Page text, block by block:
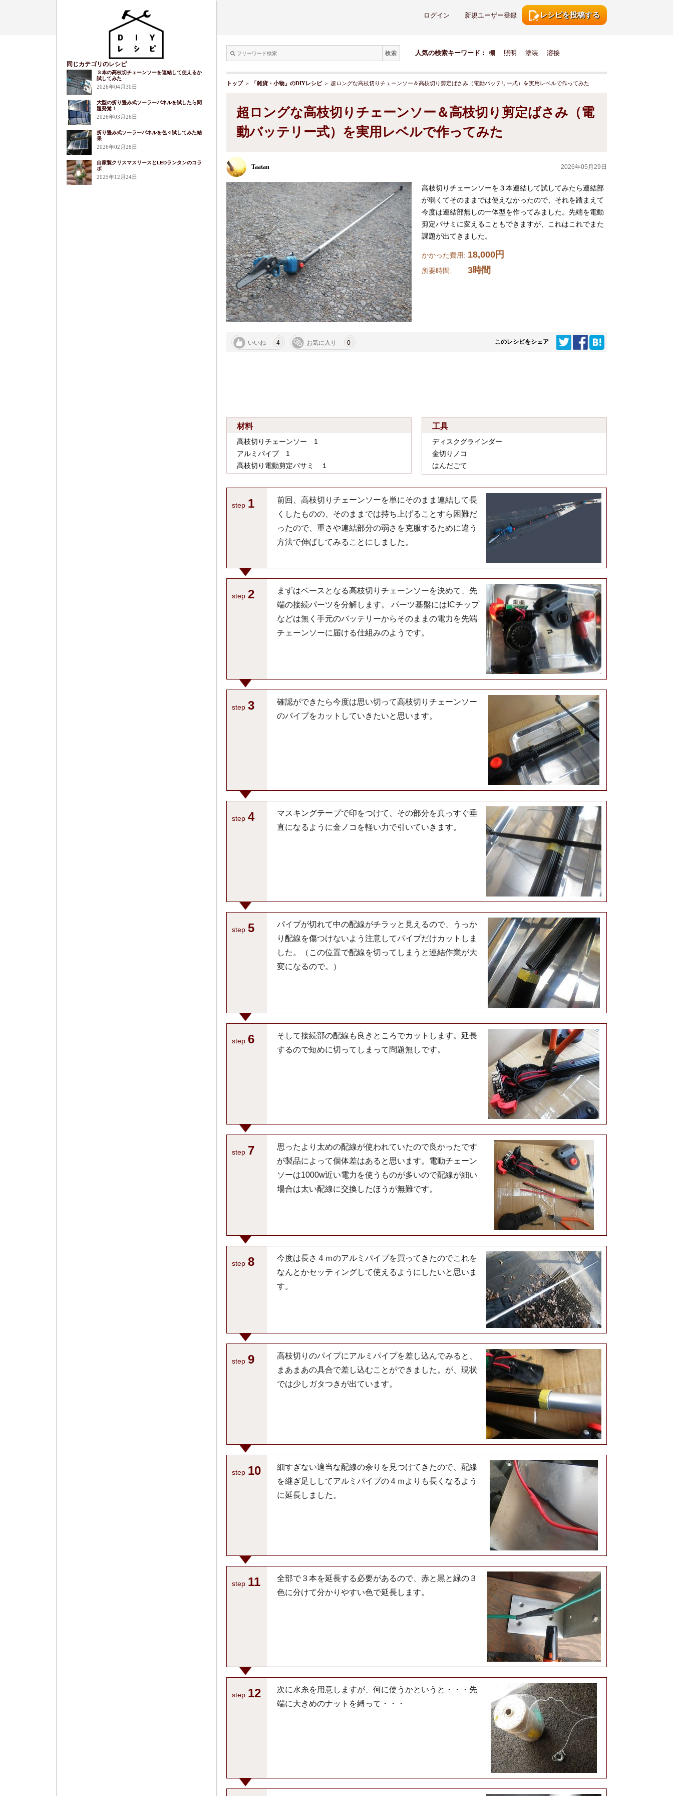
同じカテゴリのレシピ
３本の高枝切チェーンソーを連結して使えるか
試してみた
2026年04月30日
大型の折り畳み式ソーラーパネルを試したら問
題発覚！
2026年03月26日
折り畳み式ソーラーパネルを色々試してみた結
果
2026年02月28日
自家製クリスマスリースとLEDランタンのコラ
ボ
2025年12月24日
レシピを投稿する
新規ユーザー登録
ログイン
検索 人気の検索キーワード： 棚 照明 塗装 溶接
トップ＞ 「雑貨・小物」のDIYレシピ＞ 超ロングな高枝切りチェーンソー＆高枝切り剪定ばさみ（電動バッテリー式）を実用レベルで作ってみた
超ロングな高枝切りチェーンソー＆高枝切り剪定ばさみ（電
動バッテリー式）を実用レベルで作ってみた
Taatan 2026年05月29日
高枝切りチェーンソーを３本連結して試してみたら連結部
が弱くてそのままでは使えなかったので、それを踏まえて
今度は連結部無しの一体型を作ってみました。先端を電動
剪定バサミに変えることもできますが、これはこれでまた
課題が出てきました。
かかった費用: 18,000円
所要時間: 3時間
いいね 4 お気に入り 0 このレシピをシェア
材料
高枝切りチェーンソー 1
アルミパイプ 1
高枝切り電動剪定バサミ １
工具
ディスクグラインダー
金切りノコ
はんだごて
step 1
前回、高枝切りチェーンソーを単にそのまま連結して長
くしたものの、そのままでは持ち上げることすら困難だ
ったので、重さや連結部分の弱さを克服するために違う
方法で伸ばしてみることにしました。
step 2
まずはベースとなる高枝切りチェーンソーを決めて、先
端の接続パーツを分解します。 パーツ基盤にはICチップ
などは無く手元のバッテリーからそのままの電力を先端
チェーンソーに届ける仕組みのようです。
step 3
確認ができたら今度は思い切って高枝切りチェーンソー
のパイプをカットしていきたいと思います。
step 4
マスキングテープで印をつけて、その部分を真っすぐ垂
直になるように金ノコを軽い力で引いていきます。
step 5
パイプが切れて中の配線がチラッと見えるので、うっか
り配線を傷つけないよう注意してパイプだけカットしま
した。（この位置で配線を切ってしまうと連結作業が大
変になるので。）
step 6
そして接続部の配線も良きところでカットします。延長
するので短めに切ってしまって問題無しです。
step 7
思ったより太めの配線が使われていたので良かったです
が製品によって個体差はあると思います。電動チェーン
ソーは1000w近い電力を使うものが多いので配線が細い
場合は太い配線に交換したほうが無難です。
step 8
今度は長さ４ｍのアルミパイプを買ってきたのでこれを
なんとかセッティングして使えるようにしたいと思いま
す。
step 9
高枝切りのパイプにアルミパイプを差し込んでみると、
まあまあの具合で差し込むことができました。が、現状
では少しガタつきが出ています。
step 10
細すぎない適当な配線の余りを見つけてきたので、配線
を継ぎ足ししてアルミパイプの４ｍよりも長くなるよう
に延長しました。
step 11
全部で３本を延長する必要があるので、赤と黒と緑の３
色に分けて分かりやすい色で延長します。
step 12
次に水糸を用意しますが、何に使うかというと・・・先
端に大きめのナットを縛って・・・